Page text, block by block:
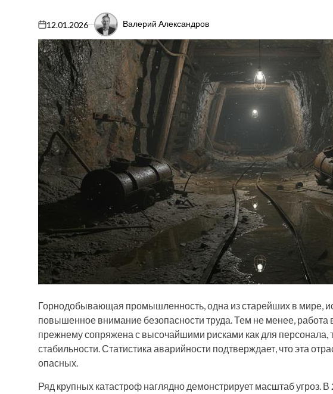
on
12.01.2026 Валерий Александров
Горнодобывающая промышленность, одна из старейших в мире,
повышенное внимание безопасности труда. Тем не менее, работа
прежнему сопряжена с высочайшими рисками как для персонала,
стабильности. Статистика аварийности подтверждает, что эта
опасных.
Ряд крупных катастроф наглядно демонстрирует масштаб угроз. В